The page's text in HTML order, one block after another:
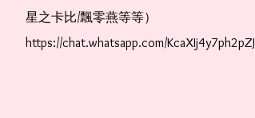
星之卡比/飄零燕等等）
https://chat.whatsapp.com/